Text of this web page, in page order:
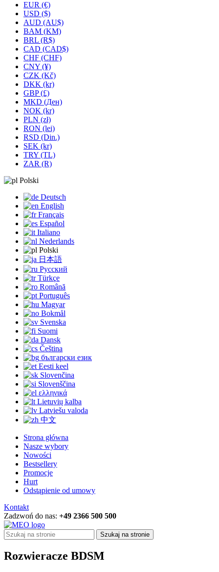
EUR (€)
USD ($)
AUD (AU$)
BAM (KM)
BRL (R$)
CAD (CAD$)
CHF (CHF)
CNY (¥)
CZK (Kč)
DKK (kr)
GBP (£)
MKD (Ден)
NOK (kr)
PLN (zł)
RON (lei)
RSD (Din.)
SEK (kr)
TRY (TL)
ZAR (R)
Polski
Deutsch
English
Français
Español
Italiano
Nederlands
Polski
日本語
Русский
Türkçe
Română
Português
Magyar
Bokmål
Svenska
Suomi
Dansk
Čeština
български език
Eesti keel
Slovenčina
Slovenščina
ελληνικά
Lietuvių kalba
Latviešu valoda
中文
Strona główna
Nasze wybory
Nowości
Bestsellery
Promocje
Hurt
Odstąpienie od umowy
Kontakt
Zadzwoń do nas: +49 2366 500 500
Szukaj na stronie
Rozwieracze BDSM